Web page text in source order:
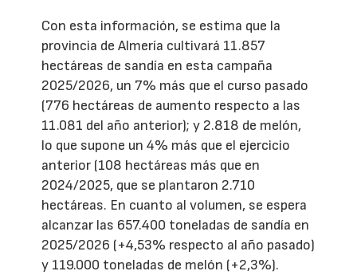
Con esta información, se estima que la
provincia de Almería cultivará 11.857
hectáreas de sandía en esta campaña
2025/2026, un 7% más que el curso pasado
(776 hectáreas de aumento respecto a las
11.081 del año anterior); y 2.818 de melón,
lo que supone un 4% más que el ejercicio
anterior (108 hectáreas más que en
2024/2025, que se plantaron 2.710
hectáreas. En cuanto al volumen, se espera
alcanzar las 657.400 toneladas de sandía en
2025/2026 (+4,53% respecto al año pasado)
y 119.000 toneladas de melón (+2,3%).